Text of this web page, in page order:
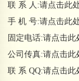
操作一定比例退换
销品给予一定比例
联 系 人:请点击此
手 机 号:请点击此
固定电话:请点击此
公司传真:请点击此
联 系 QQ:请点击此